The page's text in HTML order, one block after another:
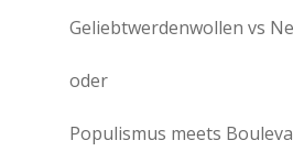
Geliebtwerdenwollen vs
oder
Populismus meets